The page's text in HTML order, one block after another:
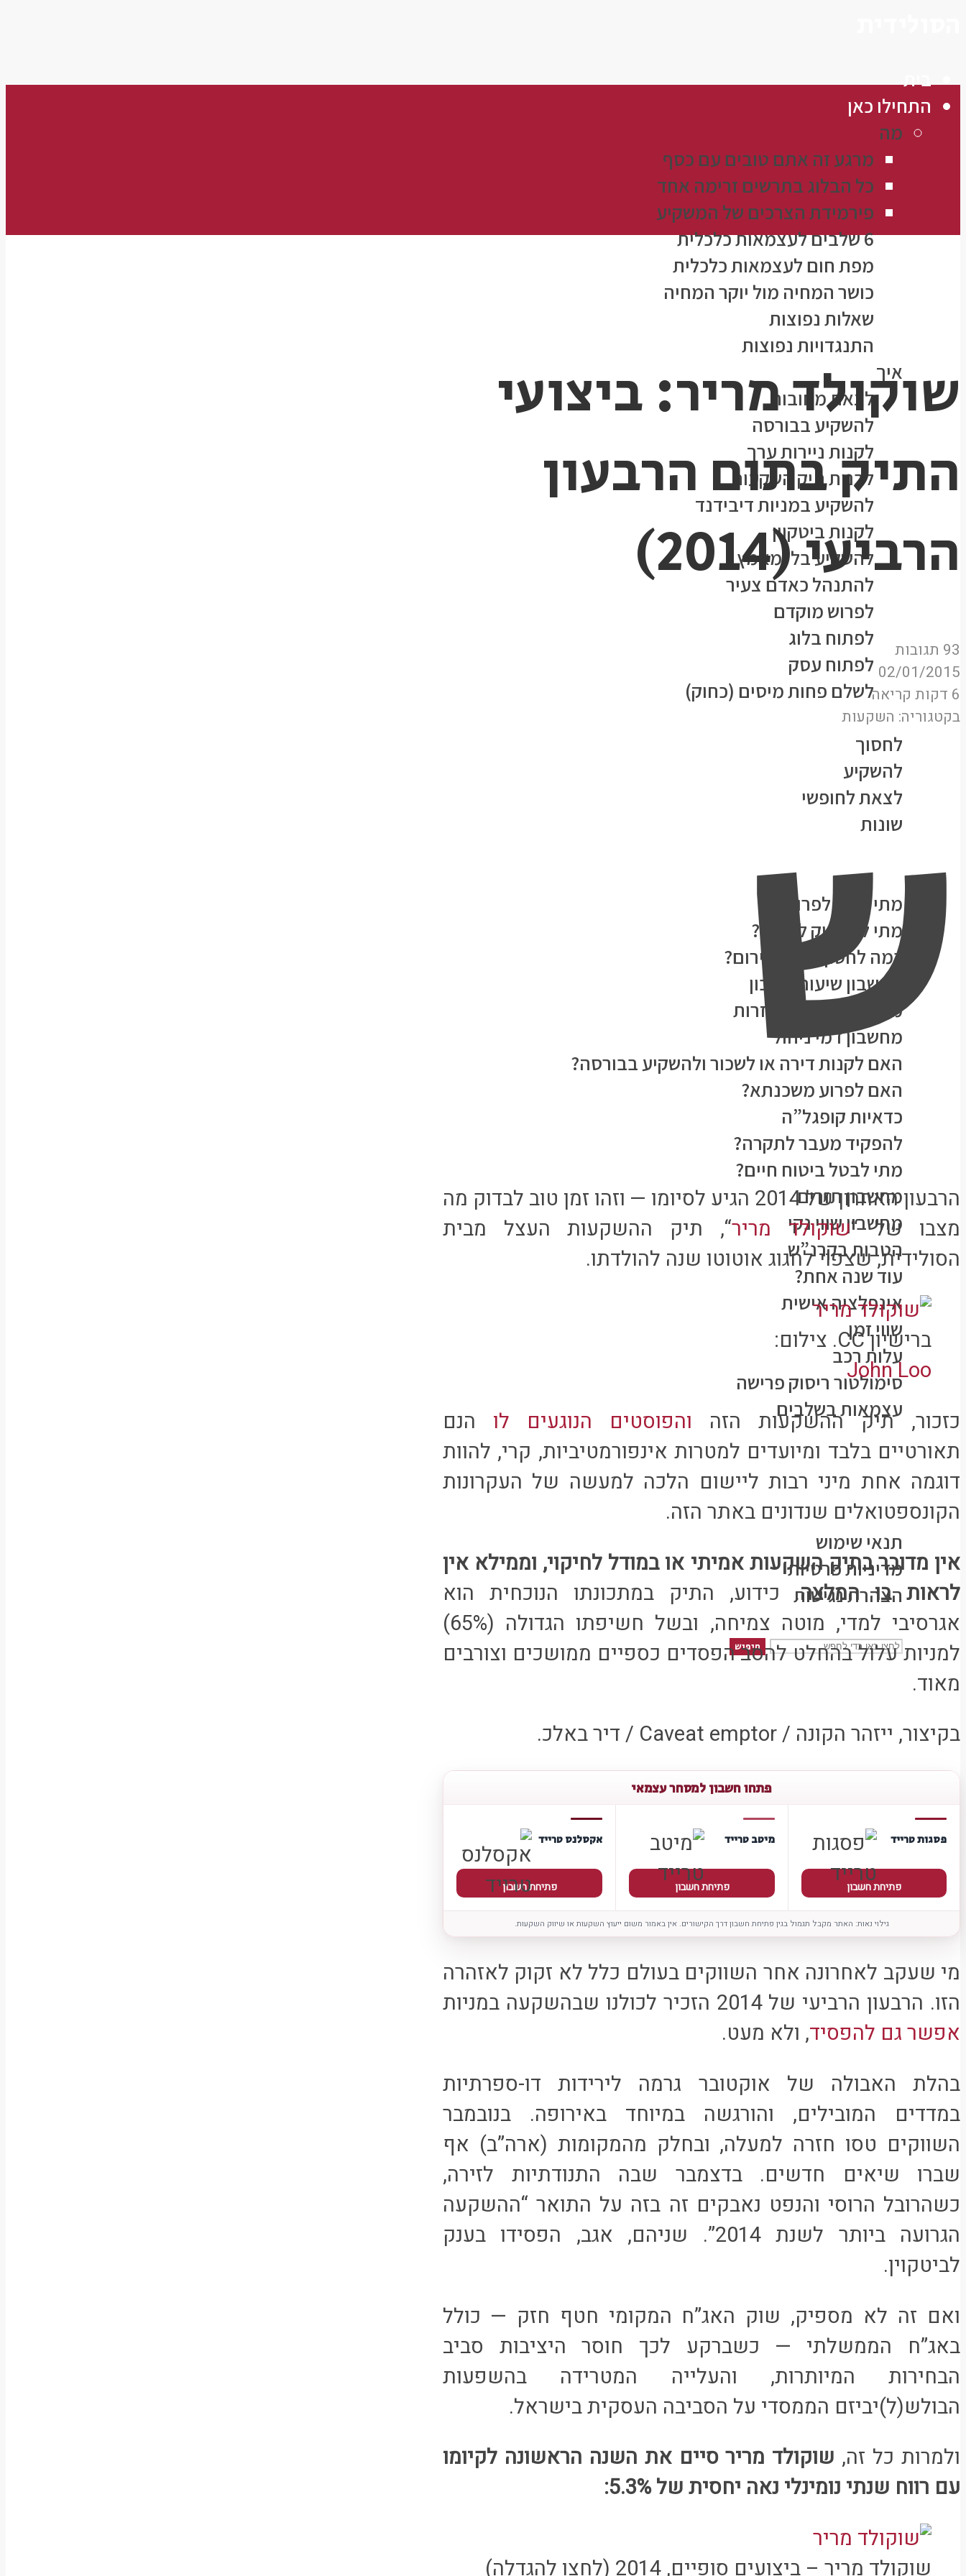
בית
התחילו כאן
מה
מרגע זה אתם טובים עם כסף
כל הבלוג בתרשים זרימה אחד
פירמידת הצרכים של המשקיע
6 שלבים לעצמאות כלכלית
מפת חום לעצמאות כלכלית
כושר המחיה מול יוקר המחיה
שאלות נפוצות
התנגדויות נפוצות
איך
לצאת מחובות
להשקיע בבורסה
לקנות ניירות ערך
לבנות תיק השקעות
להשקיע במניות דיבידנד
לקנות ביטקוין
להשקיע בלי מאמץ
להתנהל כאדם צעיר
לפרוש מוקדם
לפתוח בלוג
לפתוח עסק
לשלם פחות מיסים (כחוק)
נושאים
לחסוך
להשקיע
לצאת לחופשי
שונות
המעבדה
מתי אוכל לפרוש?
מתי להפסיק לחסוך?
כמה לחסוך בקרן חירום?
מחשבון שיעור חיסכון
מחשבון הוצאות חוזרות
מחשבון דמי ניהול
האם לקנות דירה או לשכור ולהשקיע בבורסה?
האם לפרוע משכנתא?
כדאיות קופגל”ה
להפקיד מעבר לתקרה?
מתי לבטל ביטוח חיים?
מחשבון תזרים
מחשבון שווי נקי
הטבות בקרנ”ש
עוד שנה אחת?
אינפלציה אישית
שווי זמן
עלות רכב
סימולטור ריסוק פרישה
עצמאות בשלבים
כל הפוסטים
פורום
צרו קשר
מידע משפטי
תנאי שימוש
מדיניות פרטיות
הצהרת נגישות
חיפוש
שוקולד מריר: ביצועי
התיק בתום הרבעון
הרביעי (2014)
93 תגובות
02/01/2015
6 דקות קריאה
בקטגוריה: השקעות
ש
הרבעון האחרון של 2014 הגיע לסיומו — וזהו זמן טוב לבדוק מה
מצבו של “שוקולד מריר“, תיק ההשקעות העצל מבית
הסולידית, שצפוי לחגוג אוטוטו שנה להולדתו.
ברישיון CC. צילום:
John Loo
כזכור, תיק ההשקעות הזה והפוסטים הנוגעים לו הנם
תאורטיים בלבד ומיועדים למטרות אינפורמטיביות, קרי, להוות
דוגמה אחת מיני רבות ליישום הלכה למעשה של העקרונות
הקונספטואלים שנדונים באתר הזה.
אין מדובר בתיק השקעות אמיתי או במודל לחיקוי, וממילא אין
לראות בו המלצה. כידוע, התיק במתכונתו הנוכחית הוא
אגרסיבי למדי, מוטה צמיחה, ובשל חשיפתו הגדולה (65%)
למניות עלול בהחלט להסב הפסדים כספיים ממושכים וצורבים
מאוד.
בקיצור, ייזהר הקונה / Caveat emptor / דיר באלכ.
פתחו חשבון למסחר עצמאי
פסגות טרייד
פתיחת חשבון
מיטב טרייד
פתיחת חשבון
אקסלנס טרייד
פתיחת חשבון
גילוי נאות: האתר מקבל תגמול בגין פתיחת חשבון דרך הקישורים. אין באמור משום ייעוץ השקעות או שיווק השקעות.
מי שעקב לאחרונה אחר השווקים בעולם כלל לא זקוק לאזהרה
הזו. הרבעון הרביעי של 2014 הזכיר לכולנו שבהשקעה במניות
אפשר גם להפסיד, ולא מעט.
בהלת האבולה של אוקטובר גרמה לירידות דו-ספרתיות
במדדים המובילים, והורגשה במיוחד באירופה. בנובמבר
השווקים טסו חזרה למעלה, ובחלק מהמקומות (ארה”ב) אף
שברו שיאים חדשים. בדצמבר שבה התנודתיות לזירה,
כשהרובל הרוסי והנפט נאבקים זה בזה על התואר “ההשקעה
הגרועה ביותר לשנת 2014”. שניהם, אגב, הפסידו בענק
לביטקוין.
ואם זה לא מספיק, שוק האג”ח המקומי חטף חזק — כולל
באג”ח הממשלתי — כשברקע לכך חוסר היציבות סביב
הבחירות המיותרות, והעלייה המטרידה בהשפעות
הבולש(ל)יביזם הממסדי על הסביבה העסקית בישראל.
ולמרות כל זה, שוקולד מריר סיים את השנה הראשונה לקיומו
עם רווח שנתי נומינלי נאה יחסית של 5.3%:
שוקולד מריר – ביצועים סופיים, 2014 (לחצו להגדלה)